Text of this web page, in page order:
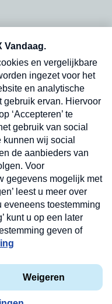
in
Verzend
MAX
op onze
in uw